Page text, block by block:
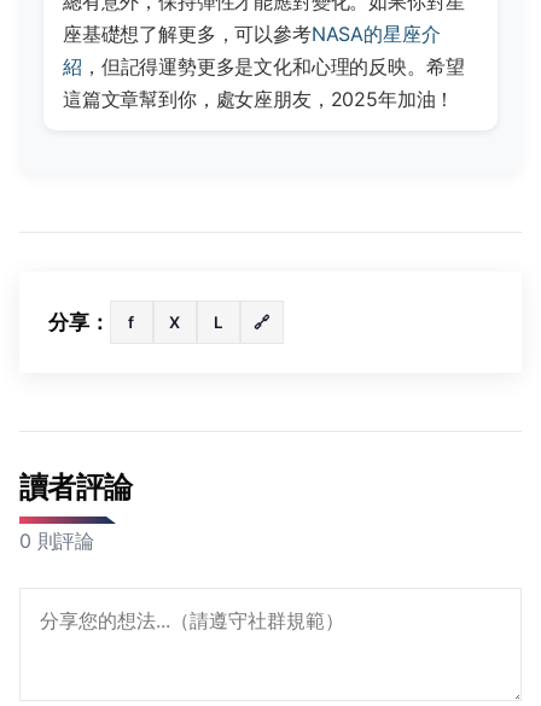
座基礎想了解更多，可以參考NASA的星座介
紹 ，但記得運勢更多是文化和心理的反映。希望
這篇文章幫到你，處女座朋友，2025年加油！
分享： f X L 🔗
讀者評論
0 則評論